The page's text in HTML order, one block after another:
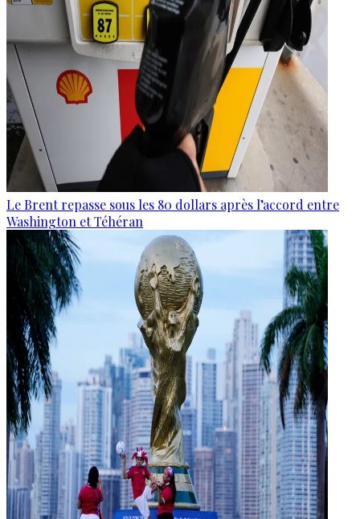
Le Brent repasse sous les 80 dollars après l’accord entre
Washington et Téhéran